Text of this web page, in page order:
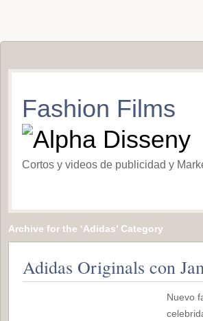
Fashion Films
Cortos y videos de publicidad y
Archive for the ‘Adidas’ Category
Adidas Originals con
Nuevo